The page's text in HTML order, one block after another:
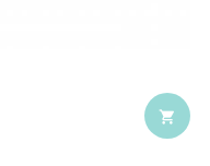
